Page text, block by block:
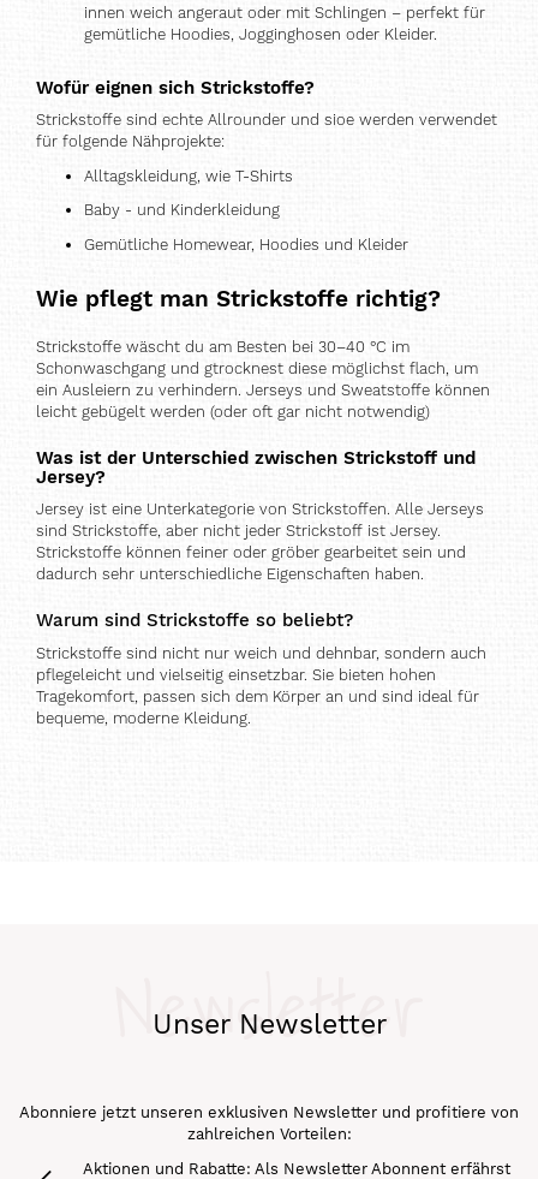
innen weich angeraut oder mit Schlingen – perfekt für
gemütliche Hoodies, Jogginghosen oder Kleider.
Wofür eignen sich Strickstoffe?
Strickstoffe sind echte Allrounder und sioe werden verwendet
für folgende Nähprojekte:
Alltagskleidung, wie T-Shirts
Baby - und Kinderkleidung
Gemütliche Homewear, Hoodies und Kleider
Wie pflegt man Strickstoffe richtig?
Strickstoffe wäscht du am Besten bei 30–40 °C im
Schonwaschgang und gtrocknest diese möglichst flach, um
ein Ausleiern zu verhindern. Jerseys und Sweatstoffe können
leicht gebügelt werden (oder oft gar nicht notwendig)
Was ist der Unterschied zwischen Strickstoff und
Jersey?
Jersey ist eine Unterkategorie von Strickstoffen. Alle Jerseys
sind Strickstoffe, aber nicht jeder Strickstoff ist Jersey.
Strickstoffe können feiner oder gröber gearbeitet sein und
dadurch sehr unterschiedliche Eigenschaften haben.
Warum sind Strickstoffe so beliebt?
Strickstoffe sind nicht nur weich und dehnbar, sondern auch
pflegeleicht und vielseitig einsetzbar. Sie bieten hohen
Tragekomfort, passen sich dem Körper an und sind ideal für
bequeme, moderne Kleidung.
Unser Newsletter
Newsletter
Abonniere jetzt unseren exklusiven Newsletter und profitiere von
zahlreichen Vorteilen:
Aktionen und Rabatte: Als Newsletter Abonnent erfährst